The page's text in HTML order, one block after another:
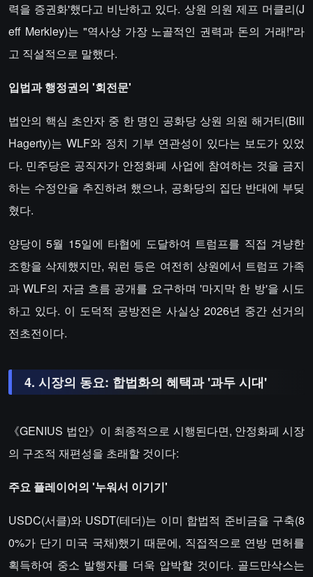
력을 증권화'했다고 비난하고 있다. 상원 의원 제프 머클리(J
eff Merkley)는 "역사상 가장 노골적인 권력과 돈의 거래!"라
고 직설적으로 말했다.
​​입법과 행정권의 '회전문'​​
법안의 핵심 초안자 중 한 명인 공화당 상원 의원 해거티(Bill
Hagerty)는 WLF와 정치 기부 연관성이 있다는 보도가 있었
다. 민주당은 공직자가 안정화폐 사업에 참여하는 것을 금지
하는 수정안을 추진하려 했으나, 공화당의 집단 반대에 부딪
혔다.
양당이 5월 15일에 타협에 도달하여 트럼프를 직접 겨냥한
조항을 삭제했지만, 워런 등은 여전히 상원에서 트럼프 가족
과 WLF의 자금 흐름 공개를 요구하며 '마지막 한 방'을 시도
하고 있다. 이 도덕적 공방전은 사실상 2026년 중간 선거의
전초전이다.
​​4. 시장의 동요: 합법화의 혜택과 '과두 시대'​​
《GENIUS 법안》이 최종적으로 시행된다면, 안정화폐 시장
의 구조적 재편성을 초래할 것이다:
​​주요 플레이어의 '누워서 이기기'​​
USDC(서클)와 USDT(테더)는 이미 합법적 준비금을 구축(8
0%가 단기 미국 국채)했기 때문에, 직접적으로 연방 면허를
획득하여 중소 발행자를 더욱 압박할 것이다. 골드만삭스는